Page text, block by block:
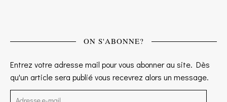
ON S'ABONNE?
Entrez votre adresse mail pour vous abonner au site. Dès
qu'un article sera publié vous recevrez alors un message.
Adresse e-mail